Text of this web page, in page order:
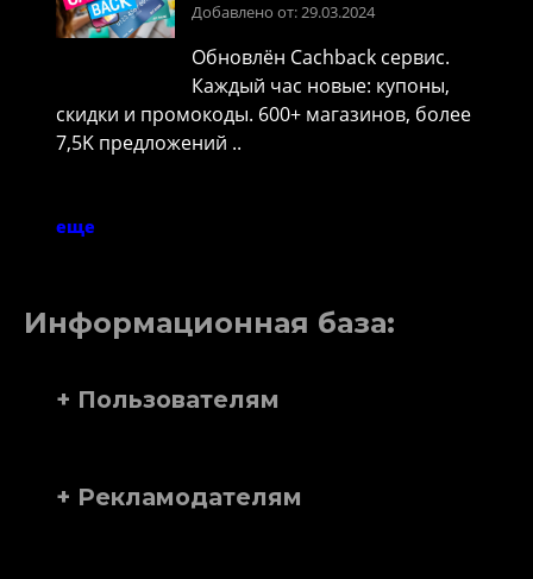
Добавлено от: 29.03.2024
Обновлён Cachback сервис.
Каждый час новые: купоны,
скидки и промокоды. 600+ магазинов, более
7,5K предложений ..
еще
Информационная база:
+ Пользователям
+ Рекламодателям